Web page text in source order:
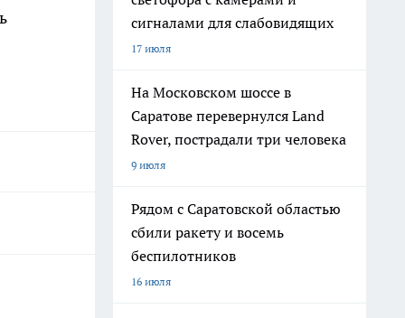
сигналами для слабовидящих
17 июля
На Московском шоссе в
Саратове перевернулся Land
Rover, пострадали три человека
9 июля
Рядом с Саратовской областью
сбили ракету и восемь
беспилотников
16 июля